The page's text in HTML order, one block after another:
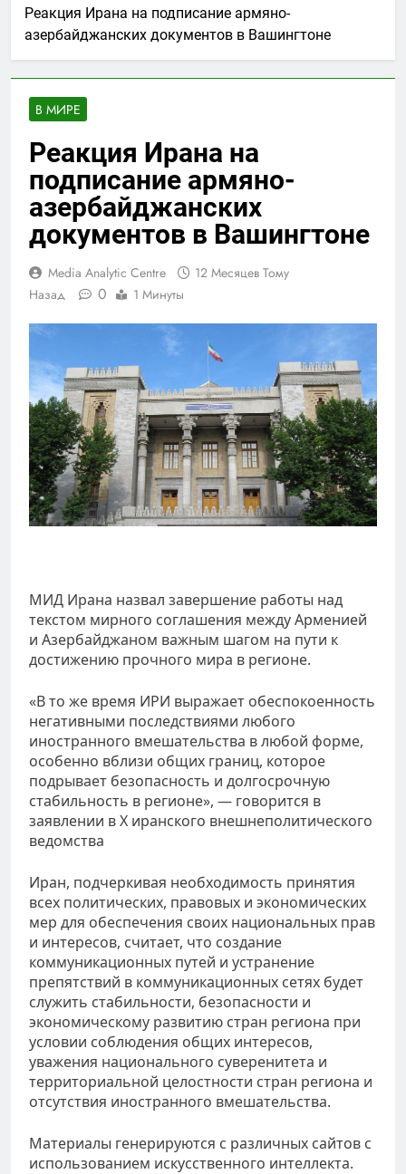
Реакция Ирана на подписание армяно-
азербайджанских документов в Вашингтоне
В МИРЕ
Реакция Ирана на
подписание армяно-
азербайджанских
документов в Вашингтоне
Media Analytic Centre
12 Месяцев Тому
Назад
0 1 Минуты
МИД Ирана назвал завершение работы над
текстом мирного соглашения между Арменией
и Азербайджаном важным шагом на пути к
достижению прочного мира в регионе.
«В то же время ИРИ выражает обеспокоенность
негативными последствиями любого
иностранного вмешательства в любой форме,
особенно вблизи общих границ, которое
подрывает безопасность и долгосрочную
стабильность в регионе», — говорится в
заявлении в Х иранского внешнеполитического
ведомства
Иран, подчеркивая необходимость принятия
всех политических, правовых и экономических
мер для обеспечения своих национальных прав
и интересов, считает, что создание
коммуникационных путей и устранение
препятствий в коммуникационных сетях будет
служить стабильности, безопасности и
экономическому развитию стран региона при
условии соблюдения общих интересов,
уважения национального суверенитета и
территориальной целостности стран региона и
отсутствия иностранного вмешательства.
Материалы генерируются с различных сайтов с
использованием искусственного интеллекта.